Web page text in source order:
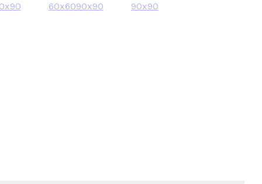
60x6090x90
90x90